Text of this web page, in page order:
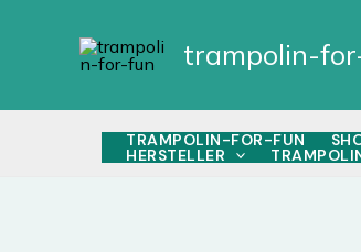
trampolin-
TRAMPOLIN-FOR-FUN
HERSTELLER
Angebot!
Angebot!